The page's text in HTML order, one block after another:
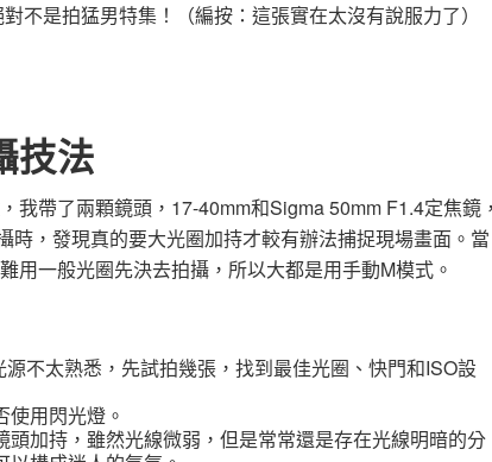
不是拍猛男特集！（編按：這張實在太沒有說服力了）
技法
我帶了兩顆鏡頭，17-40mm和Sigma 50mm F1.4定焦鏡，
時，發現真的要大光圈加持才較有辦法捕捉現場畫面。當
用一般光圈先決去拍攝，所以大都是用手動M模式。
不太熟悉，先試拍幾張，找到最佳光圈、快門和ISO設
用閃光燈。
加持，雖然光線微弱，但是常常還是存在光線明暗的分